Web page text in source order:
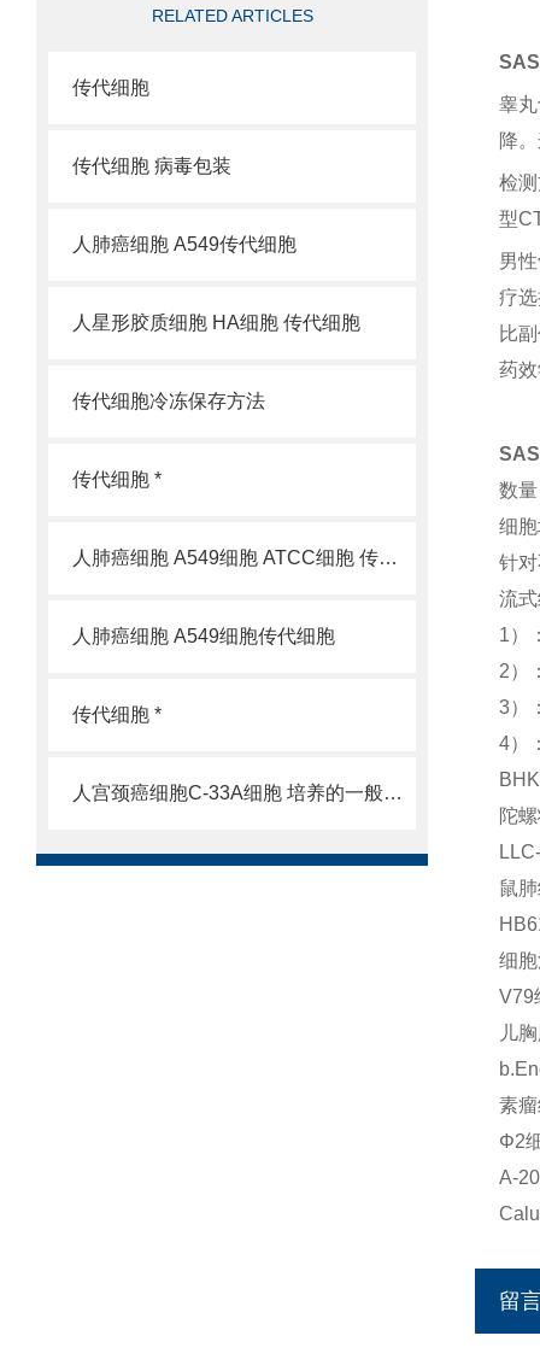
RELATED ARTICLES
传代细胞
传代细胞 病毒包装
人肺癌细胞 A549传代细胞
人星形胶质细胞 HA细胞 传代细胞
传代细胞冷冻保存方法
传代细胞 *
人肺癌细胞 A549细胞 ATCC细胞 传代细胞
人肺癌细胞 A549细胞传代细胞
传代细胞 *
人宫颈癌细胞C-33A细胞 培养的一般过程
睾
降
检
型
男
疗
比
药
数
细
针
流
1）
2）
3）
4）
陀
鼠
细
V79
儿
素
Φ2
A-
留